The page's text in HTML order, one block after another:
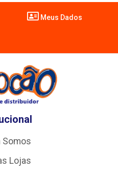
Meus Dados
Somos
Lojas